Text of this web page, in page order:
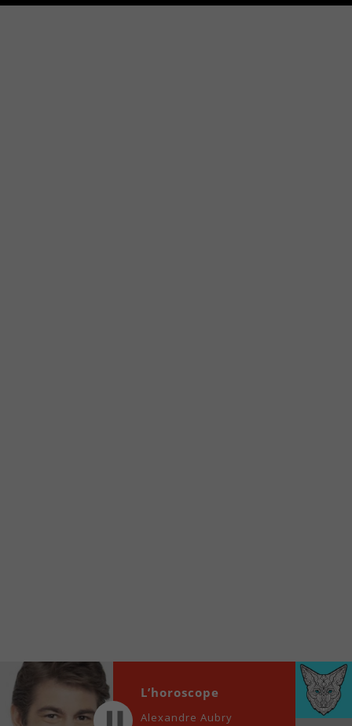
locale vous sont maintenant accessibles en un clic!
Player
00:00
L’horoscope
Alexandre Aubry